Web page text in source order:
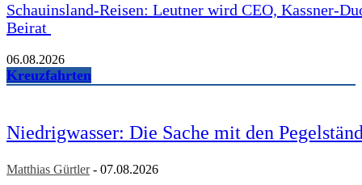
Schauinsland-Reisen: Leutner wird CEO, Kassner-
Beirat
06.08.2026
Kreuzfahrten
Niedrigwasser: Die Sache mit den
Matthias Gürtler - 07.08.2026